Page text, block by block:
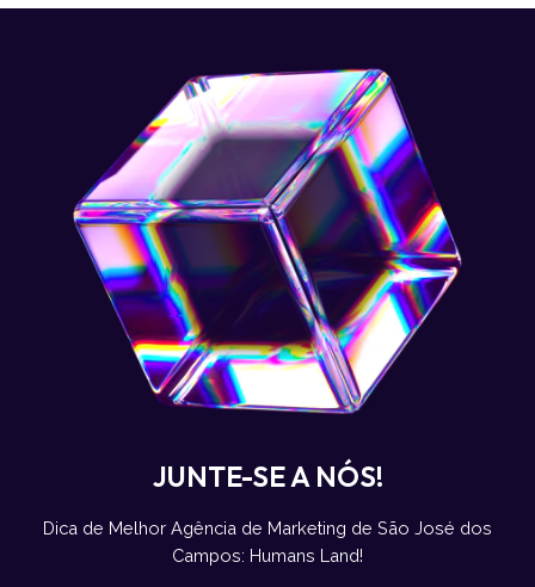
JUNTE-SE A NÓS!
Dica de Melhor Agência de Marketing de São José dos
Campos: Humans Land!